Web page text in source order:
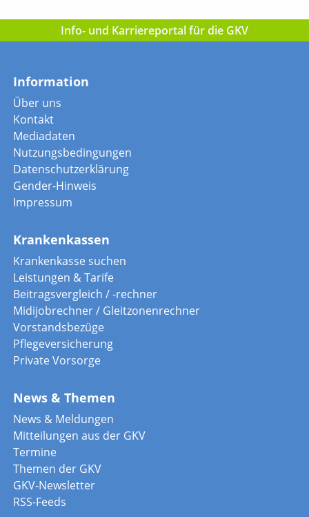
Info- und Karriereportal für die GKV
Information
Über uns
Kontakt
Mediadaten
Nutzungsbedingungen
Datenschutzerklärung
Gender-Hinweis
Impressum
Krankenkassen
Krankenkasse suchen
Leistungen & Tarife
Beitragsvergleich / -rechner
Midijobrechner / Gleitzonenrechner
Vorstandsbezüge
Pflegeversicherung
Private Vorsorge
News & Themen
News & Meldungen
Mitteilungen aus der GKV
Termine
Themen der GKV
GKV-Newsletter
RSS-Feeds